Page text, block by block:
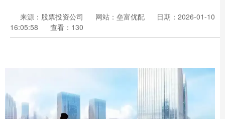
来源：股票投资公司 网站：垒富优配
日期：2026-01-10
16:05:58
查看：130